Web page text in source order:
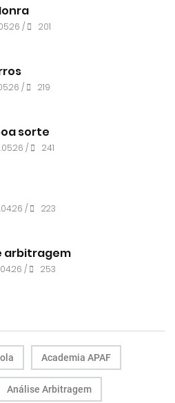
/ 201
/ 219
sorte
/ 241
/ 223
arbitragem
/ 253
Academia APAF
Análise Arbitragem